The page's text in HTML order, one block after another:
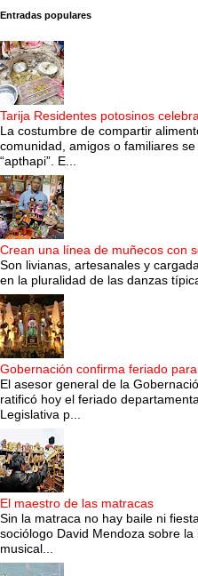
Entradas populares
Tarija Residentes potosinos
La costumbre de compartir
comunidad, amigos o familiares
“apthapi”. E...
Crean una línea de muñecos con
Son livianas, artesanales y
en la pluralidad de las danzas
Gobernación confirma feriado
El asesor general de la
ratificó hoy el feriado
Legislativa p...
El maestro de las matracas
Sin la matraca no hay baile ni
sociólogo David Mendoza sobre
musical...